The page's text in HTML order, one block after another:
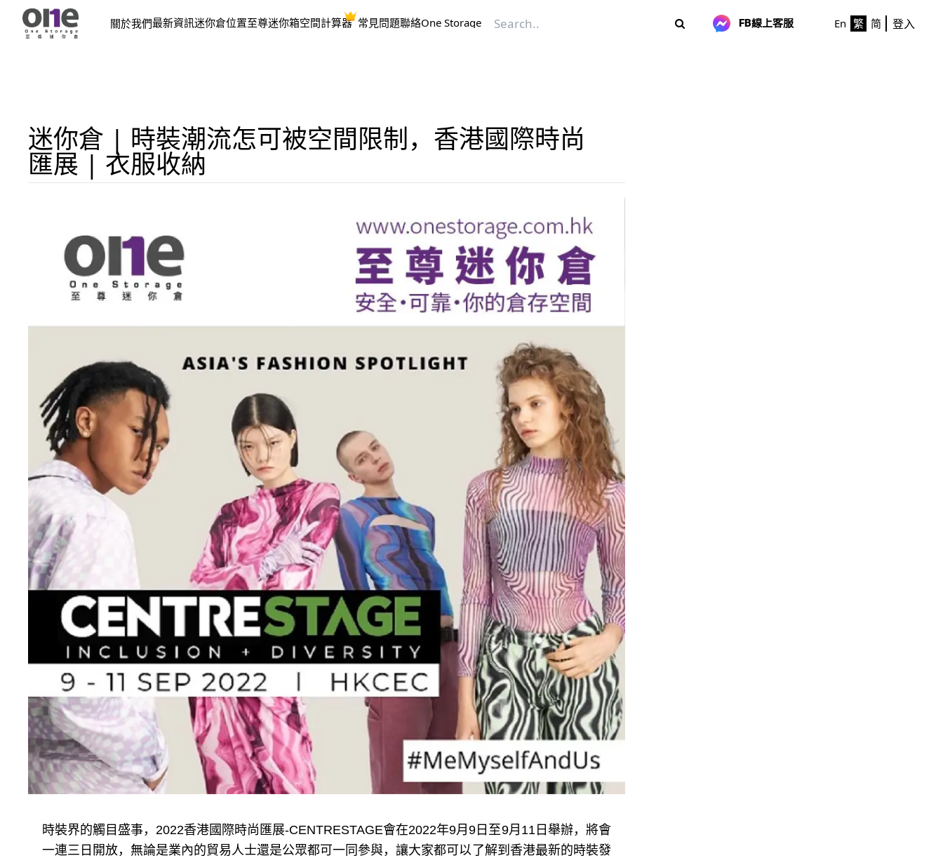
關於我們最新資訊迷你倉位置至尊迷你箱空間計算器 常見問題聯絡One Storage FB線上客服 En 繁 简 登入
迷你倉 | 時裝潮流怎可被空間限制，香港國際時尚
匯展 | 衣服收納
時裝界的觸目盛事，2022香港國際時尚匯展-CENTRESTAGE會在2022年9月9日至9月11日舉辦，將會
一連三日開放，無論是業內的貿易人士還是公眾都可一同參與，讓大家都可以了解到香港最新的時裝發